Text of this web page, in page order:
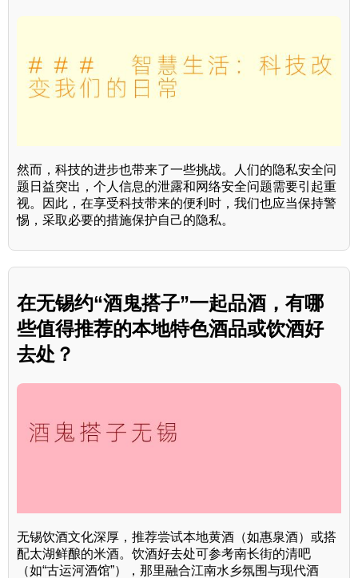
然而，科技的进步也带来了一些挑战。人们的隐私安全问
题日益突出，个人信息的泄露和网络安全问题需要引起重
视。因此，在享受科技带来的便利时，我们也应当保持警
惕，采取必要的措施保护自己的隐私。
在无锡约“酒鬼搭子”一起品酒，有哪
些值得推荐的本地特色酒品或饮酒好
去处？
无锡饮酒文化深厚，推荐尝试本地黄酒（如惠泉酒）或搭
配太湖鲜酿的米酒。饮酒好去处可参考南长街的清吧
（如“古运河酒馆”），那里融合江南水乡氛围与现代酒